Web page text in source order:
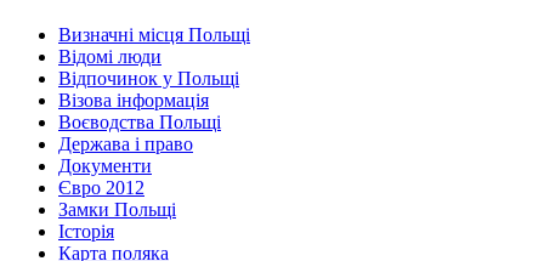
Визначні місця Польщі
Відомі люди
Відпочинок у Польщі
Візова інформація
Воєводства Польщі
Держава і право
Документи
Євро 2012
Замки Польщі
Історія
Карта поляка